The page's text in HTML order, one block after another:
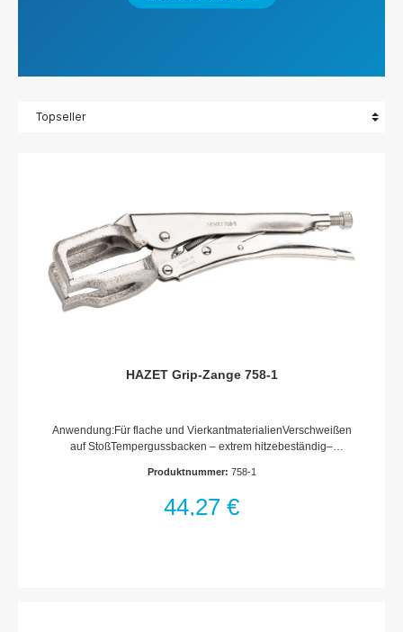
HAZET Grip-Zange 758-1
Anwendung:Für flache und VierkantmaterialienVerschweißen
auf StoßTempergussbacken – extrem hitzebeständig–
LösehebelBackenwinkel 90°Oberfläche: vernickeltMade In
0.94 kgSpannbereich: 51 mm
Produktnummer: 758-1
44,27 €